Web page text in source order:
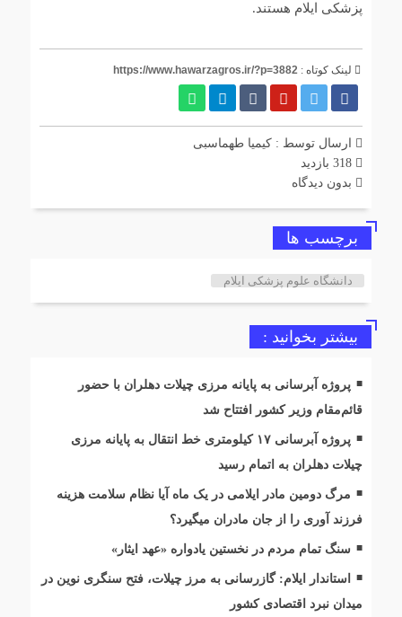
پزشکی ایلام هستند.
لینک کوتاه : https://www.hawarzagros.ir/?p=3882
ارسال توسط : کیمیا طهماسبی
بدون دیدگاه
برچسب ها
دانشگاه علوم پزشکی ایلام
بیشتر بخوانید :
پروژه آبرسانی به پایانه مرزی چیلات دهلران با حضور
قائم‌مقام وزیر کشور افتتاح شد
پروژه آبرسانی ۱۷ کیلومتری خط انتقال به پایانه مرزی
چیلات دهلران به اتمام رسید
مرگ دومین مادر ایلامی در یک ماه آیا نظام سلامت هزینه
فرزند آوری را از جان مادران میگیرد؟
سنگ تمام مردم در نخستین یادواره «عهد ایثار»
استاندار ایلام: گازرسانی به مرز چیلات، فتح سنگری نوین در
میدان نبرد اقتصادی کشور